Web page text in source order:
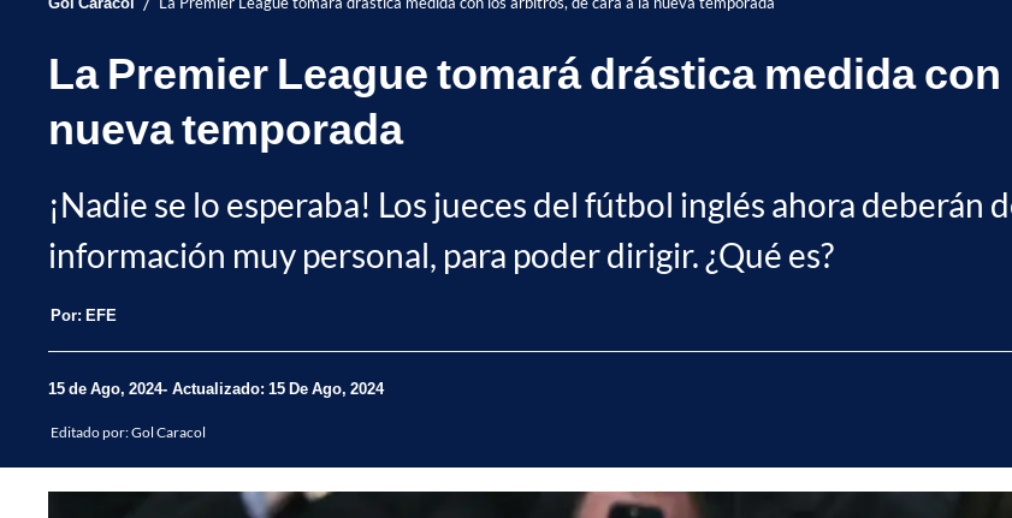
La Premier League tomará drástica medida
nueva temporada
¡Nadie se lo esperaba! Los jueces del fútbol inglés ahora deberán
información muy personal, para poder dirigir. ¿Qué es?
Por: EFE
15 de Ago, 2024 Actualizado: 15 De Ago, 2024
Editado por:Gol Caracol